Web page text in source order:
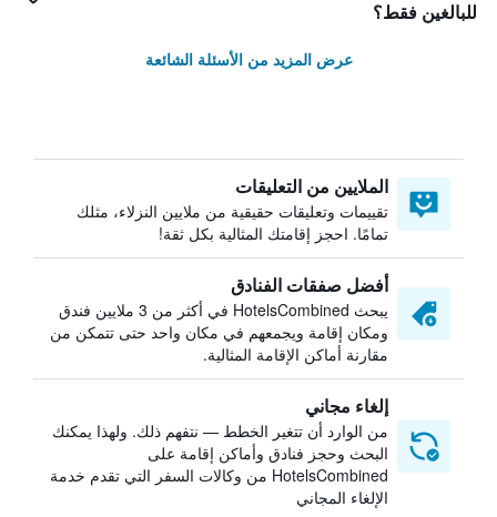
للبالغين فقط؟
عرض المزيد من الأسئلة الشائعة
الملايين من التعليقات
تقييمات وتعليقات حقيقية من ملايين النزلاء، مثلك
تمامًا. احجز إقامتك المثالية بكل ثقة!
أفضل صفقات الفنادق
يبحث HotelsCombined في أكثر من 3 ملايين فندق
ومكان إقامة ويجمعهم في مكان واحد حتى تتمكن من
مقارنة أماكن الإقامة المثالية.
إلغاء مجاني
من الوارد أن تتغير الخطط — نتفهم ذلك. ولهذا يمكنك
البحث وحجز فنادق وأماكن إقامة على
HotelsCombined من وكالات السفر التي تقدم خدمة
الإلغاء المجاني